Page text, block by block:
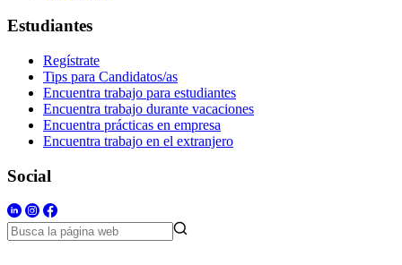
Estudiantes
Regístrate
Tips para Candidatos/as
Encuentra trabajo para estudiantes
Encuentra trabajo durante vacaciones
Encuentra prácticas en empresa
Encuentra trabajo en el extranjero
Social